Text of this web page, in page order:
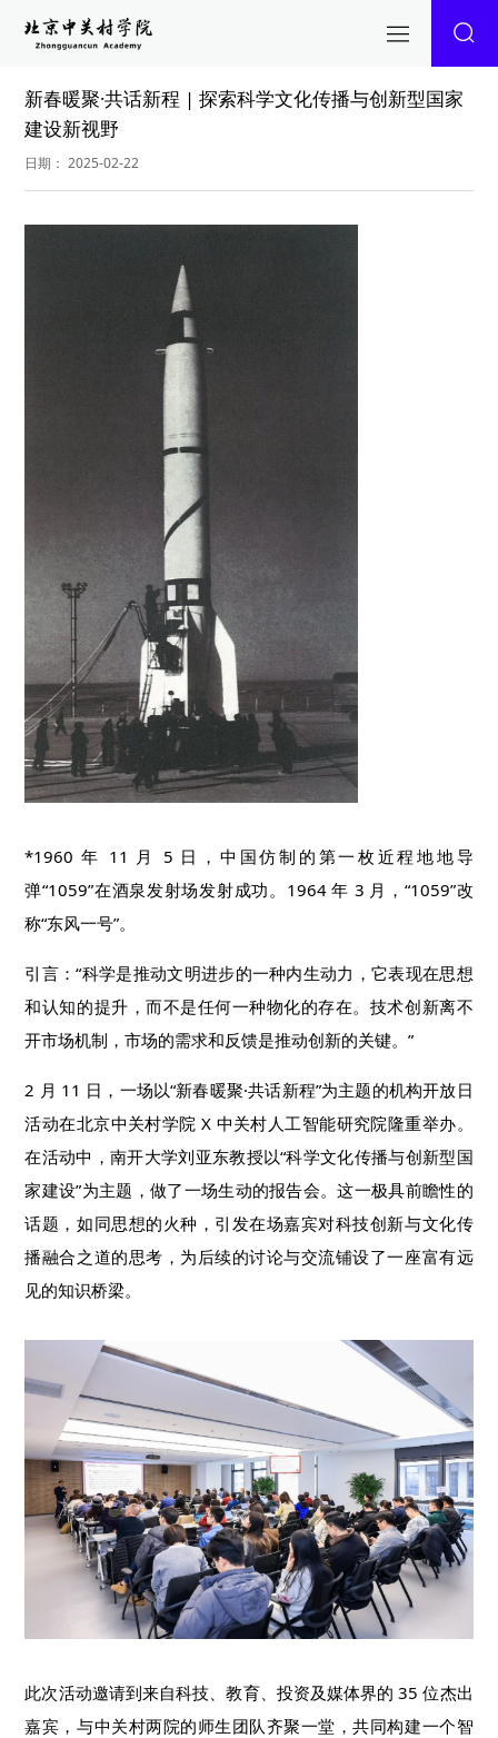
新春暖聚·共话新程 | 探索科学文化传播与创新型国家
建设新视野
日期： 2025-02-22
*1960 年 11 月 5 日，中国仿制的第一枚近程地地导
弹“1059”在酒泉发射场发射成功。1964 年 3 月，“1059”改
称“东风一号”。
引言：“科学是推动文明进步的一种内生动力，它表现在思想
和认知的提升，而不是任何一种物化的存在。技术创新离不
开市场机制，市场的需求和反馈是推动创新的关键。”
2 月 11 日，一场以“新春暖聚·共话新程”为主题的机构开放日
活动在北京中关村学院 X 中关村人工智能研究院隆重举办。
在活动中，南开大学刘亚东教授以“科学文化传播与创新型国
家建设”为主题，做了一场生动的报告会。这一极具前瞻性的
话题，如同思想的火种，引发在场嘉宾对科技创新与文化传
播融合之道的思考，为后续的讨论与交流铺设了一座富有远
见的知识桥梁。
此次活动邀请到来自科技、教育、投资及媒体界的 35 位杰出
嘉宾，与中关村两院的师生团队齐聚一堂，共同构建一个智